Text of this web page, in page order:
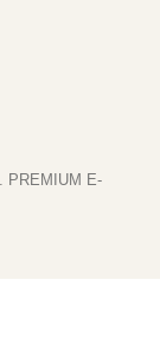
. PREMIUM E-